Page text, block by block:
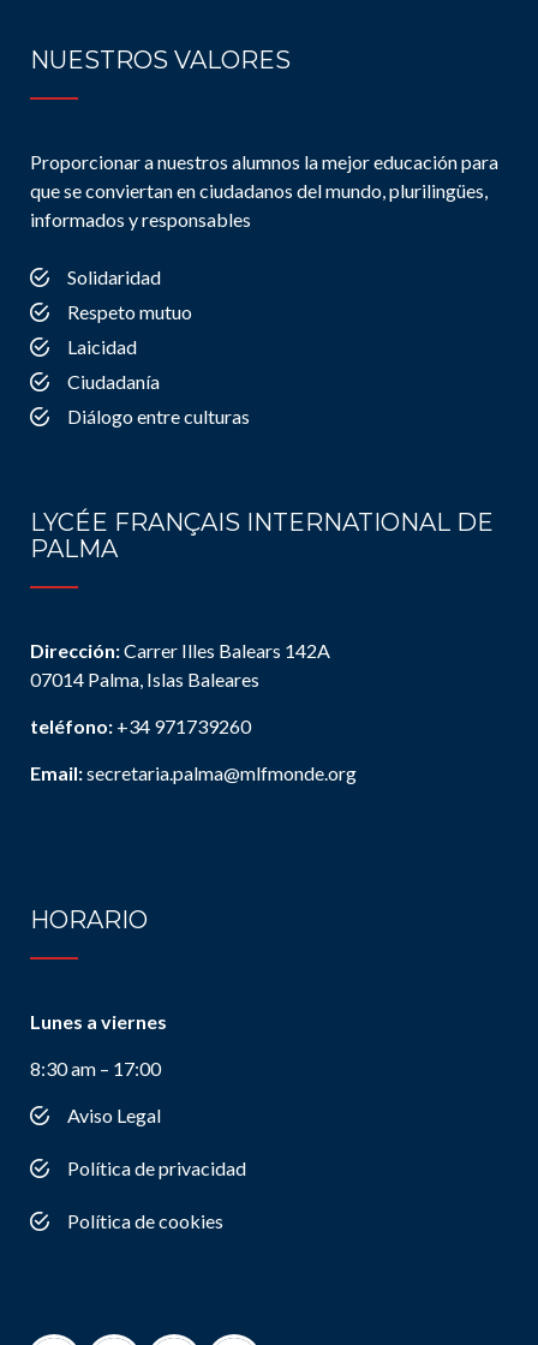
NUESTROS VALORES
Proporcionar a nuestros alumnos la mejor educación para
que se conviertan en ciudadanos del mundo, plurilingües,
informados y responsables
Solidaridad
Respeto mutuo
Laicidad
Ciudadanía
Diálogo entre culturas
LYCÉE FRANÇAIS INTERNATIONAL DE
PALMA
Dirección:Carrer Illes Balears 142A
07014 Palma, Islas Baleares
teléfono: +34 971739260
Email:secretaria.palma@mlfmonde.org
HORARIO
Lunes a viernes
8:30 am – 17:00
Aviso Legal
Política de privacidad
Política de cookies